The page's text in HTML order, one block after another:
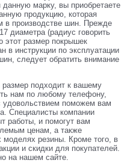
марку, вы приобретаете
продукцию, которая
в производстве шин. Прежде
диаметра (радиус говорить
этот размер покрышек
в инструкции по эксплуатации
следует обратить внимание
подходит к вашему
нам по любому телефону,
поможем вам
Специалисты компании
работы, и помогут вам
ценам, а также
моделях резины. Кроме того, в
и скидки для покупателей.
на нашем сайте.